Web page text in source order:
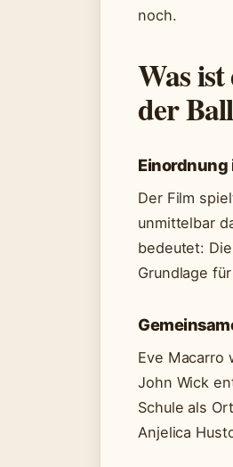
noch.
Was
der
Einordnung
Der Film
unmittelbar
bedeutet:
Grundlage
Eve Macarro
John Wick
Schule als
Anjelica